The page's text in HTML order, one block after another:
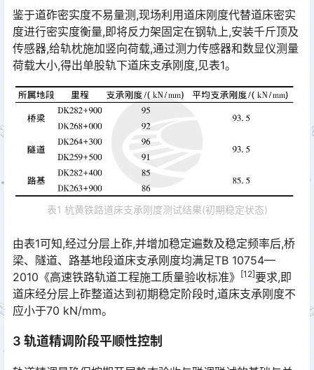
鉴于道砟密实度不易量测,现场利用道床刚度代替道床密实
度进行密实度衡量,即将反力架固定在钢轨上,安装千斤顶及
传感器,给轨枕施加竖向荷载,通过测力传感器和数显仪测量
荷载大小,得出单股轨下道床支承刚度,见表1。󠅅󠅃󠄵󠅂󠄪󠇖󠆨󠆨󠇕󠆞󠆒󠅬󠇘󠆭󠆘󠇙󠆝󠅵󠇗󠆭󠆁󠄐󠇗󠅹󠅸󠇖󠆍󠅳󠇖󠅹󠅰󠇖󠆌󠅹
表1 杭黄铁路道床支承刚度测试结果(初期稳定状态)
由表1可知,经过分层上砟,并增加稳定遍数及稳定频率后,桥
梁、隧道、路基地段道床支承刚度均满足TB 10754—
2010《高速铁路轨道工程施工质量验收标准》 [12]要求,即
道床经分层上砟整道达到初期稳定阶段时,道床支承刚度不
应小于70 kN/mm。
3 轨道精调阶段平顺性控制